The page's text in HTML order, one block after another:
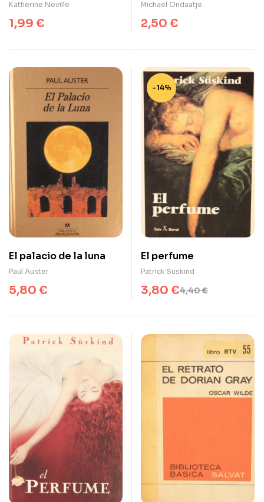
Katherine Neville
1,99 €
Michael Ondaatje
2,50 €
El palacio de la luna
Paul Auster
5,80 €
-14%
El perfume
Patrick Süskind
4,40€
3,80 €